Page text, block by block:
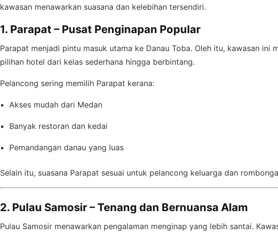
kawasan menawarkan suasana dan kelebihan tersendiri.
1. Parapat – Pusat Penginapan Popular
Parapat menjadi pintu masuk utama ke Danau Toba. Oleh itu, kawasan ini
pilihan hotel dari kelas sederhana hingga berbintang.
Pelancong sering memilih Parapat kerana:
Akses mudah dari Medan
Banyak restoran dan kedai
Pemandangan danau yang luas
Selain itu, suasana Parapat sesuai untuk pelancong keluarga dan
2. Pulau Samosir – Tenang dan Bernuansa Alam
Pulau Samosir menawarkan pengalaman menginap yang lebih santai.